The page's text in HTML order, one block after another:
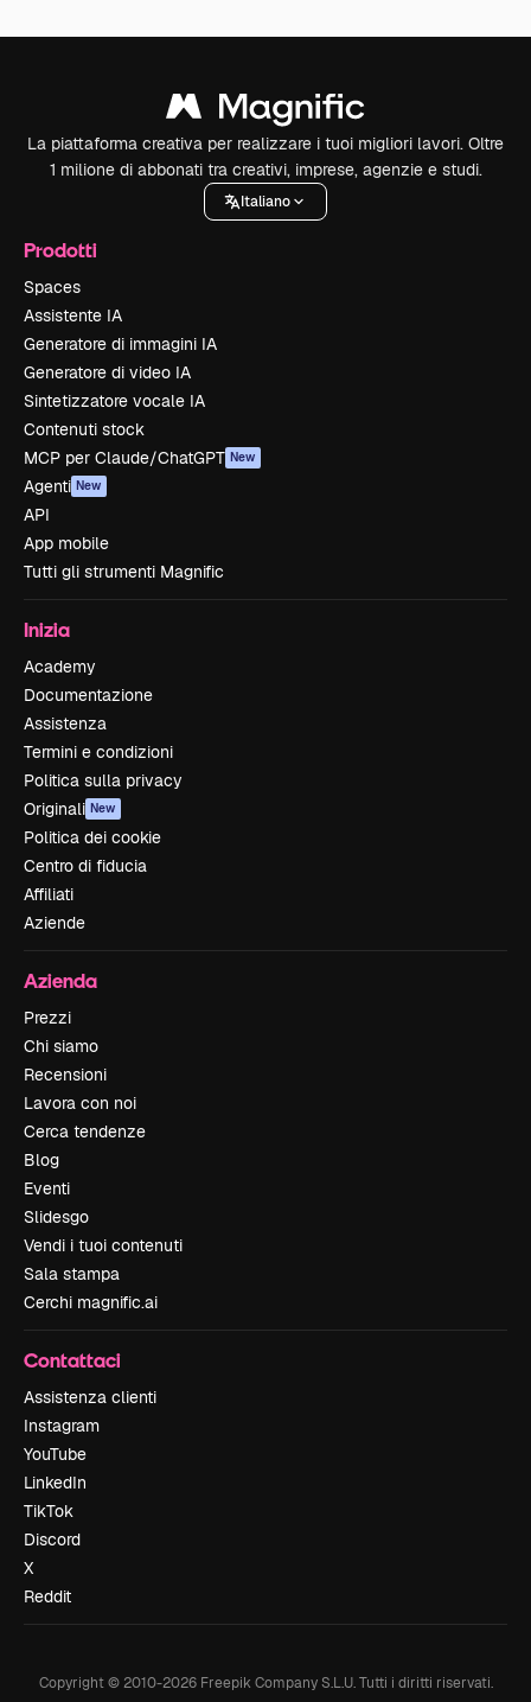
La piattaforma creativa per realizzare i tuoi migliori lavori. Oltre
1 milione di abbonati tra creativi, imprese, agenzie e studi.
Italiano
Prodotti
Spaces
Assistente IA
Generatore di immagini IA
Generatore di video IA
Sintetizzatore vocale IA
Contenuti stock
MCP per Claude/ChatGPT New
Agenti New
API
App mobile
Tutti gli strumenti Magnific
Inizia
Academy
Documentazione
Assistenza
Termini e condizioni
Politica sulla privacy
Originali New
Politica dei cookie
Centro di fiducia
Affiliati
Aziende
Azienda
Prezzi
Chi siamo
Recensioni
Lavora con noi
Cerca tendenze
Blog
Eventi
Slidesgo
Vendi i tuoi contenuti
Sala stampa
Cerchi magnific.ai
Contattaci
Assistenza clienti
Instagram
YouTube
LinkedIn
TikTok
Discord
X
Reddit
Copyright © 2010-2026Freepik Company S.L.U. Tutti i diritti riservati.